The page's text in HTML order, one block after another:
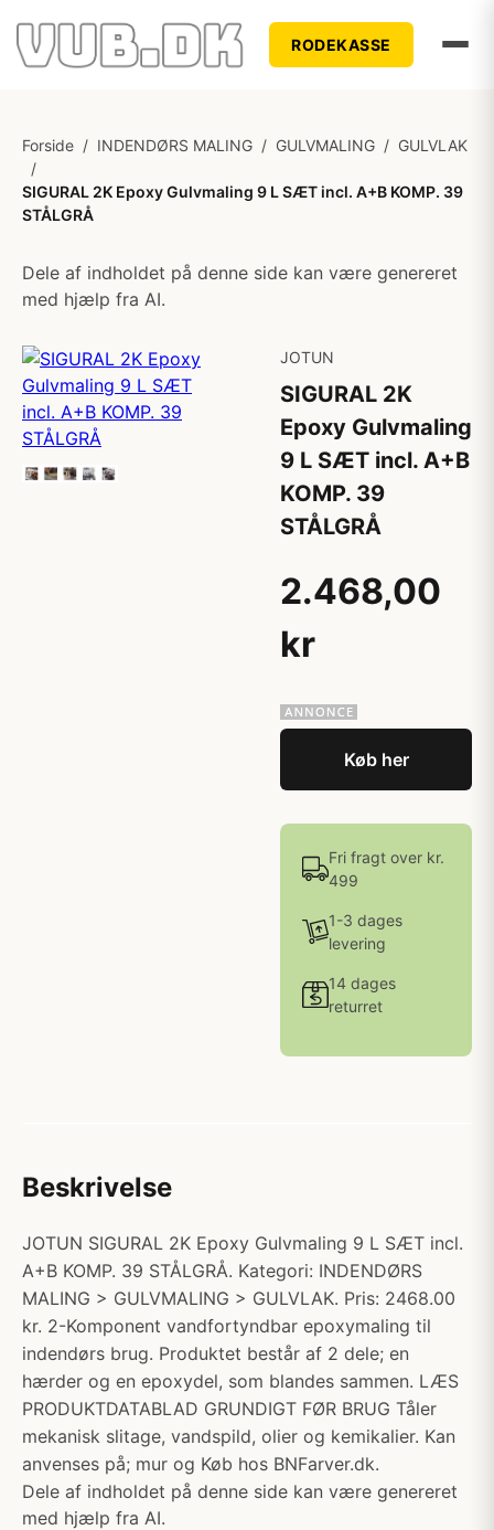
RODEKASSE
Forside / INDENDØRS MALING / GULVMALING / GULVLAK
/
SIGURAL 2K Epoxy Gulvmaling 9 L SÆT incl. A+B KOMP. 39
STÅLGRÅ
Dele af indholdet på denne side kan være genereret
med hjælp fra AI.
JOTUN
SIGURAL 2K
Epoxy Gulvmaling
9 L SÆT incl. A+B
KOMP. 39
STÅLGRÅ
2.468,00
kr
Køb her
Fri fragt over kr.
499
1-3 dages
levering
14 dages
returret
Beskrivelse
JOTUN SIGURAL 2K Epoxy Gulvmaling 9 L SÆT incl.
A+B KOMP. 39 STÅLGRÅ. Kategori: INDENDØRS
MALING > GULVMALING > GULVLAK. Pris: 2468.00
kr. 2-Komponent vandfortyndbar epoxymaling til
indendørs brug. Produktet består af 2 dele; en
hærder og en epoxydel, som blandes sammen. LÆS
PRODUKTDATABLAD GRUNDIGT FØR BRUG Tåler
mekanisk slitage, vandspild, olier og kemikalier. Kan
anvenses på; mur og Køb hos BNFarver.dk.
Dele af indholdet på denne side kan være genereret
med hjælp fra AI.